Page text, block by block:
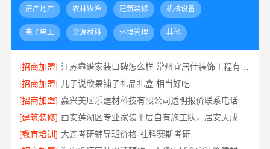
房产地产 农林牧渔 建筑装修 机械设备
电子电工 资源材料 环境管理 其他
[招商加盟]
[招商加盟] 儿子说欣果铺子礼品礼盒 相当好吃
[招商加盟] 嘉兴美居乐建材科技有限公司透明报价联系电话
[建筑装修]
西安莲湖区专业家装平层自有施工队，居安天成建筑工程有限责任公司
[教育培训] 大连考研辅导班价格-社科赛斯考研